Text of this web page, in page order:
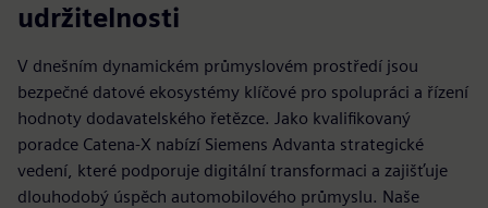
udržitelnosti
V dnešním dynamickém průmyslovém prostředí jsou
bezpečné datové ekosystémy klíčové pro spolupráci a řízení
hodnoty dodavatelského řetězce. Jako kvalifikovaný
poradce Catena-X nabízí Siemens Advanta strategické
vedení, které podporuje digitální transformaci a zajišťuje
dlouhodobý úspěch automobilového průmyslu. Naše